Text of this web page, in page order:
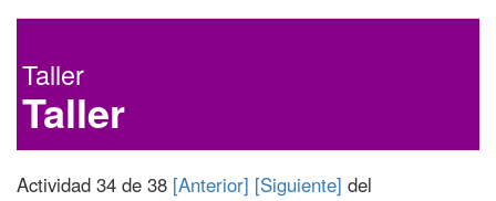
Taller
Taller
Actividad 34 de 38 [Anterior] [Siguiente] del